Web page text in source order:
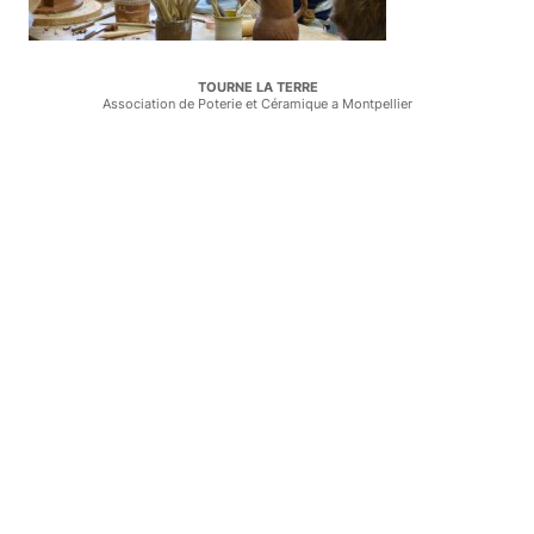
TOURNE LA TERRE
Association de Poterie et Céramique a Montpellier